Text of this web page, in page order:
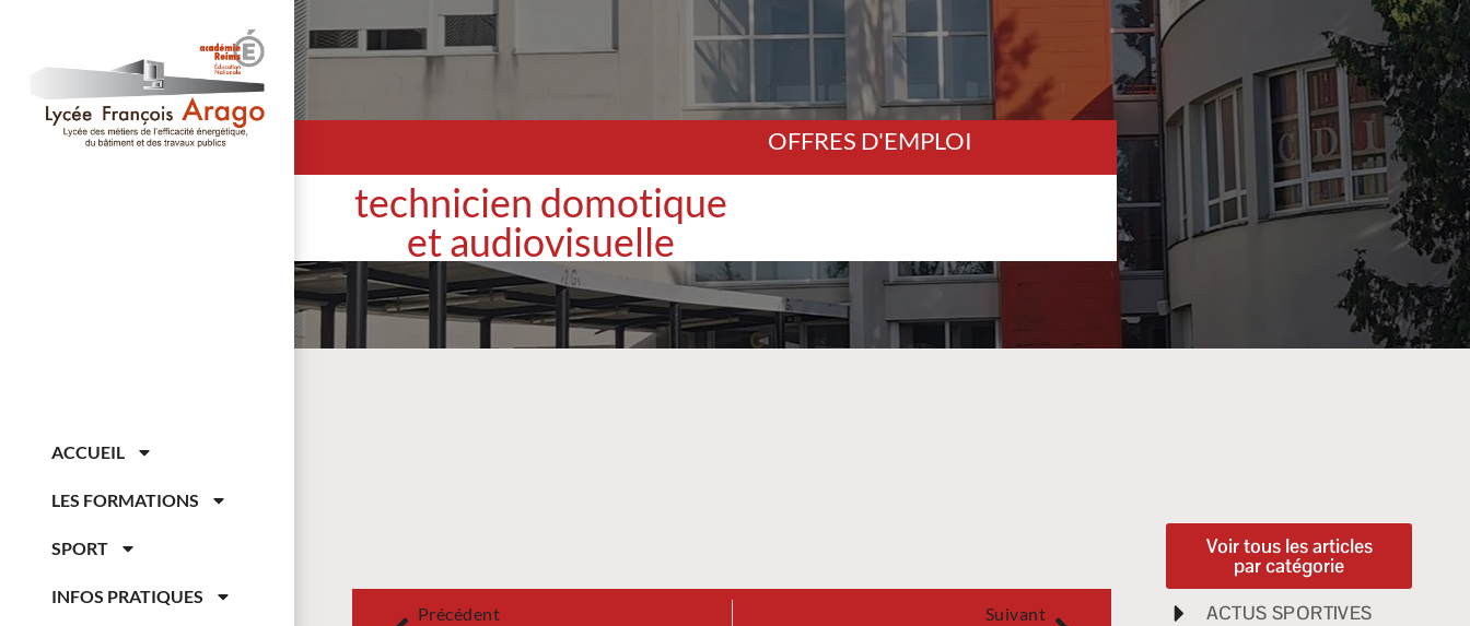
ACCUEIL
LES FORMATIONS
SPORT
INFOS PRATIQUES
OFFRES D'EMPLOI
technicien domotique
et audiovisuelle
Précédent Suivant
Voir tous les articles
par catégorie
ACTUS SPORTIVES